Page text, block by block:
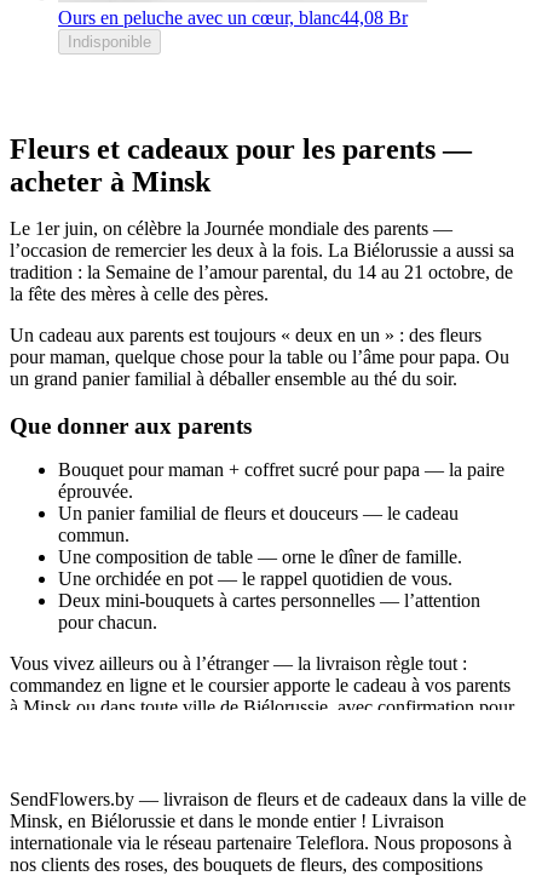
Ours en peluche avec un cœur, blanc44,08 Br
Indisponible
Fleurs et cadeaux pour les parents —
acheter à Minsk
Le 1er juin, on célèbre la Journée mondiale des parents —
l’occasion de remercier les deux à la fois. La Biélorussie a aussi sa
tradition : la Semaine de l’amour parental, du 14 au 21 octobre, de
la fête des mères à celle des pères.
Un cadeau aux parents est toujours « deux en un » : des fleurs
pour maman, quelque chose pour la table ou l’âme pour papa. Ou
un grand panier familial à déballer ensemble au thé du soir.
Que donner aux parents
Bouquet pour maman + coffret sucré pour papa — la paire
éprouvée.
Un panier familial de fleurs et douceurs — le cadeau
commun.
Une composition de table — orne le dîner de famille.
Une orchidée en pot — le rappel quotidien de vous.
Deux mini-bouquets à cartes personnelles — l’attention
pour chacun.
Vous vivez ailleurs ou à l’étranger — la livraison règle tout :
commandez en ligne et le coursier apporte le cadeau à vos parents
à Minsk ou dans toute ville de Biélorussie, avec confirmation pour
paniers cadeauxprêts.
Livraison aux parents à Minsk et en Biélorussie
SendFlowers.by — livraison de fleurs et de cadeaux dans la ville de
Minsk, en Biélorussie et dans le monde entier ! Livraison
internationale via le réseau partenaire Teleflora. Nous proposons à
nos clients des roses, des bouquets de fleurs, des compositions